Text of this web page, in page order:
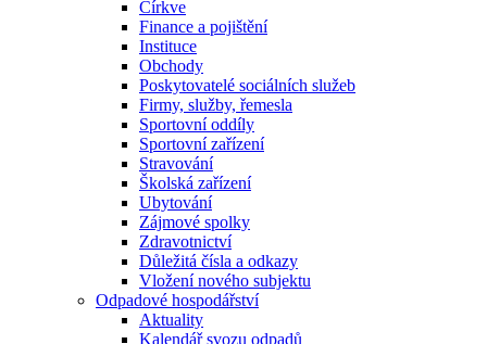
Církve
Finance a pojištění
Instituce
Obchody
Poskytovatelé sociálních služeb
Firmy, služby, řemesla
Sportovní oddíly
Sportovní zařízení
Stravování
Školská zařízení
Ubytování
Zájmové spolky
Zdravotnictví
Důležitá čísla a odkazy
Vložení nového subjektu
Odpadové hospodářství
Aktuality
Kalendář svozu odpadů